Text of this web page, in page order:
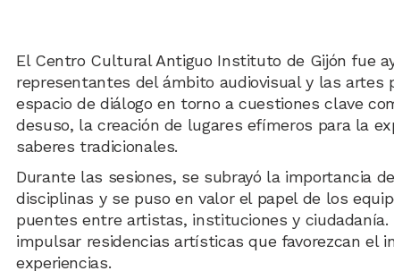
El Centro Cultural Antiguo Instituto de Gijón fue
representantes del ámbito audiovisual y las artes
espacio de diálogo en torno a cuestiones clave
desuso, la creación de lugares efímeros para la
saberes tradicionales.
Durante las sesiones, se subrayó la importancia
disciplinas y se puso en valor el papel de los
puentes entre artistas, instituciones y ciudadanía.
impulsar residencias artísticas que favorezcan el
experiencias.